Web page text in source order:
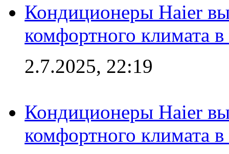
Кондиционеры Haier
комфортного климата
2.7.2025, 22:19
Кондиционеры Haier
комфортного климата